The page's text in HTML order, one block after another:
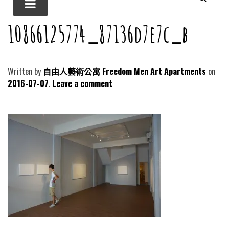
10866125774_87136d7e7c_b
Written by 自由人藝術公寓 Freedom Men Art Apartments
2016-07-07 Leave a comment